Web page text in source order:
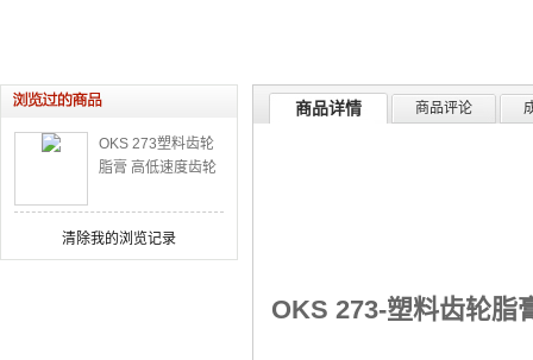
OKS 273塑料齿轮
脂膏 高低速度齿轮
脂膏 耐高温润滑脂
膏
清除我的浏览记录
商品详情 商品评论
OKS 273-塑料齿轮脂